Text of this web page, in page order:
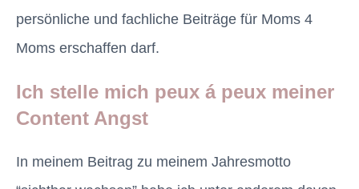
persönliche und fachliche Beiträge für Moms 4
Moms erschaffen darf.
Ich stelle mich peux á peux meiner
Content Angst
In meinem Beitrag zu meinem Jahresmotto